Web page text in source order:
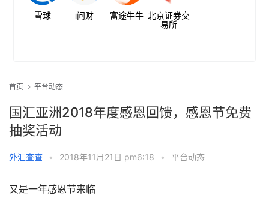
雪球 i问财 富途牛牛 北京证券交
易所
首页 平台动态
国汇亚洲2018年度感恩回馈，感恩节免费
抽奖活动
外汇查查 • 2018年11月21日 pm6:18 • 平台动态
又是一年感恩节来临